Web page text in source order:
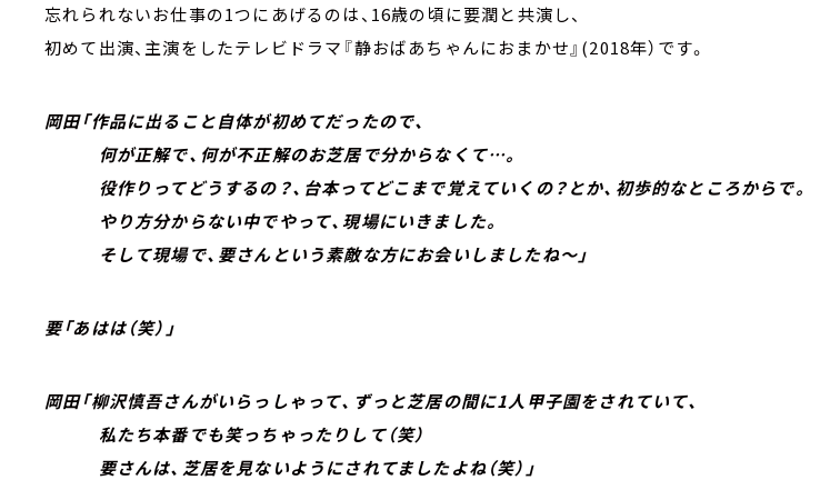
忘れられないお仕事の1つにあげるのは、16歳の頃に要潤と共演し、
初めて出演、主演をしたテレビドラマ『静おばあちゃんにおまかせ』(2018年）です。
岡田「作品に出ること自体が初めてだったので、
何が正解で、何が不正解のお芝居で分からなくて…。
役作りってどうするの？、台本ってどこまで覚えていくの？とか、初歩的なところからで。
やり方分からない中でやって、現場にいきました。
そして現場で、要さんという素敵な方にお会いしましたね～」
要「あはは（笑）」
岡田「柳沢慎吾さんがいらっしゃって、ずっと芝居の間に1人甲子園をされていて、
私たち本番でも笑っちゃったりして（笑）
要さんは、芝居を見ないようにされてましたよね（笑）」